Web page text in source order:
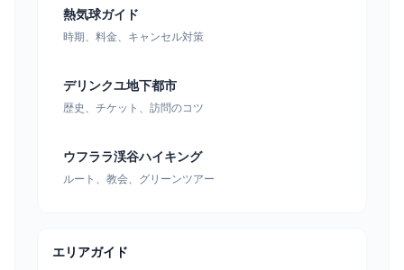
熱気球ガイド
時期、料金、キャンセル対策
デリンクユ地下都市
歴史、チケット、訪問のコツ
ウフララ渓谷ハイキング
ルート、教会、グリーンツアー
エリアガイド